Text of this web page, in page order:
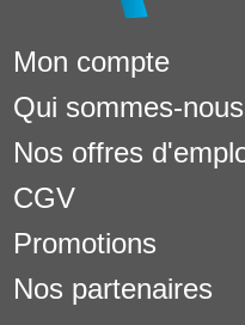
Mon compte
Qui sommes-
Nos offres
CGV
Promotions
Nos partenaires